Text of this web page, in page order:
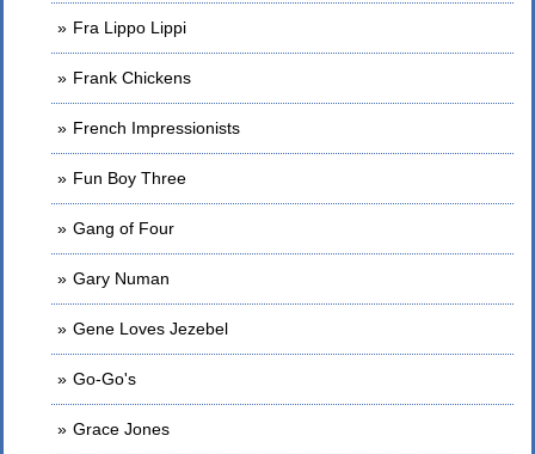
Fra Lippo Lippi
Frank Chickens
French Impressionists
Fun Boy Three
Gang of Four
Gary Numan
Gene Loves Jezebel
Go-Go's
Grace Jones